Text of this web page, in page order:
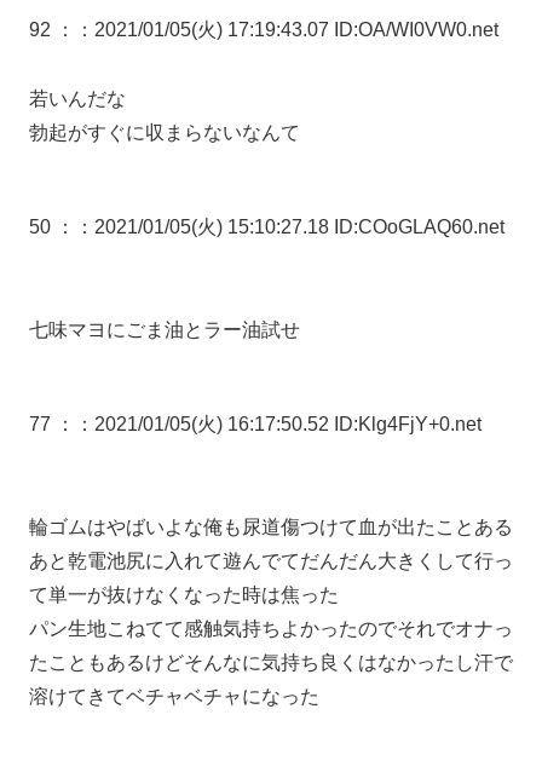
92 ： ：2021/01/05(火) 17:19:43.07 ID:OA/WI0VW0.net
若いんだな
勃起がすぐに収まらないなんて
50 ： ：2021/01/05(火) 15:10:27.18 ID:COoGLAQ60.net
七味マヨにごま油とラー油試せ
77 ： ：2021/01/05(火) 16:17:50.52 ID:Klg4FjY+0.net
輪ゴムはやばいよな俺も尿道傷つけて血が出たことある
あと乾電池尻に入れて遊んでてだんだん大きくして行っ
て単一が抜けなくなった時は焦った
パン生地こねてて感触気持ちよかったのでそれでオナっ
たこともあるけどそんなに気持ち良くはなかったし汗で
溶けてきてベチャベチャになった